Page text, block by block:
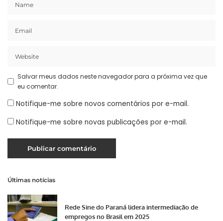
Salvar meus dados neste navegador para a próxima vez que
eu comentar.
Notifique-me sobre novos comentários por e-mail.
Notifique-me sobre novas publicações por e-mail.
Últimas notícias
Rede Sine do Paraná lidera intermediação de
empregos no Brasil em 2025